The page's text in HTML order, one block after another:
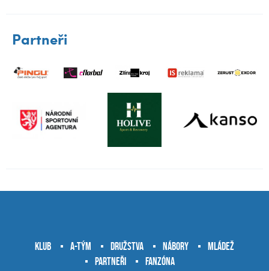
Partneři
Klub A-tým Družstva Nábory
Mládež
Partneři
Fanzóna